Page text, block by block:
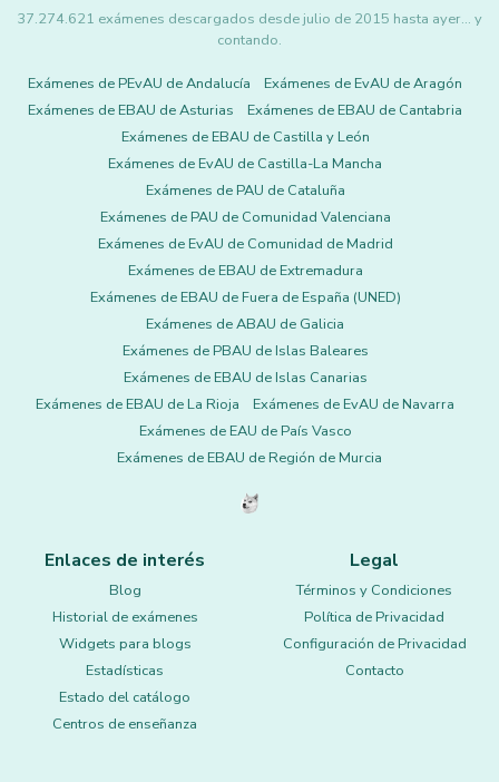
37.274.621 exámenes descargados desde julio de 2015 hasta ayer... y
contando.
Exámenes de PEvAU de Andalucía
Exámenes de EvAU de Aragón
Exámenes de EBAU de Asturias
Exámenes de EBAU de Cantabria
Exámenes de EBAU de Castilla y León
Exámenes de EvAU de Castilla-La Mancha
Exámenes de PAU de Cataluña
Exámenes de PAU de Comunidad Valenciana
Exámenes de EvAU de Comunidad de Madrid
Exámenes de EBAU de Extremadura
Exámenes de EBAU de Fuera de España (UNED)
Exámenes de ABAU de Galicia
Exámenes de PBAU de Islas Baleares
Exámenes de EBAU de Islas Canarias
Exámenes de EBAU de La Rioja
Exámenes de EvAU de Navarra
Exámenes de EAU de País Vasco
Exámenes de EBAU de Región de Murcia
Enlaces de interés
Blog
Historial de exámenes
Widgets para blogs
Estadísticas
Estado del catálogo
Centros de enseñanza
Legal
Términos y Condiciones
Política de Privacidad
Configuración de Privacidad
Contacto